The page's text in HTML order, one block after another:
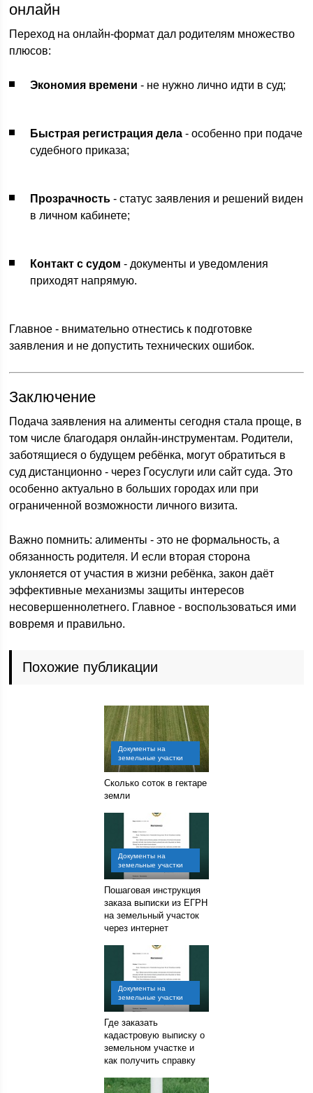
онлайн
Переход на онлайн-формат дал родителям множество
плюсов:
Экономия времени - не нужно лично идти в суд;
Быстрая регистрация дела - особенно при подаче
судебного приказа;
Прозрачность - статус заявления и решений виден
в личном кабинете;
Контакт с судом - документы и уведомления
приходят напрямую.
Главное - внимательно отнестись к подготовке
заявления и не допустить технических ошибок.
Заключение
Подача заявления на алименты сегодня стала проще, в
том числе благодаря онлайн-инструментам. Родители,
заботящиеся о будущем ребёнка, могут обратиться в
суд дистанционно - через Госуслуги или сайт суда. Это
особенно актуально в больших городах или при
ограниченной возможности личного визита.
Важно помнить: алименты - это не формальность, а
обязанность родителя. И если вторая сторона
уклоняется от участия в жизни ребёнка, закон даёт
эффективные механизмы защиты интересов
несовершеннолетнего. Главное - воспользоваться ими
вовремя и правильно.
Похожие публикации
Документы на
земельные участки
Сколько соток в гектаре
земли
Документы на
земельные участки
Пошаговая инструкция
заказа выписки из ЕГРН
на земельный участок
через интернет
Документы на
земельные участки
Где заказать
кадастровую выписку о
земельном участке и
как получить справку